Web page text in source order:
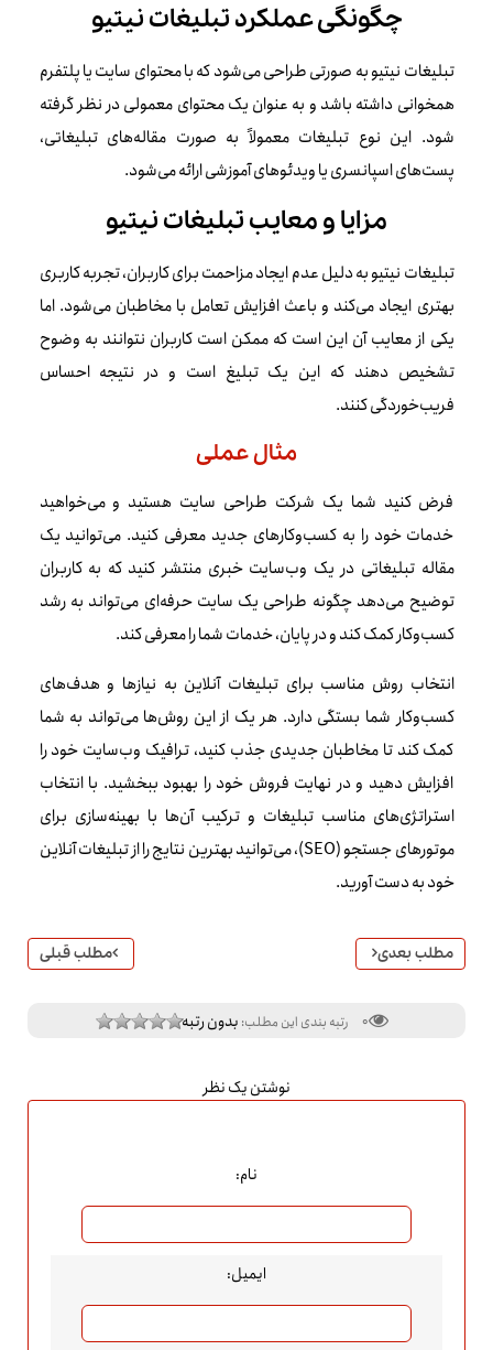
چگونگی عملکرد تبلیغات نیتیو
تبلیغات نیتیو به صورتی طراحی می‌شود که با محتوای سایت یا پلتفرم
همخوانی داشته باشد و به عنوان یک محتوای معمولی در نظر گرفته
شود. این نوع تبلیغات معمولاً به صورت مقاله‌های تبلیغاتی،
پست‌های اسپانسری یا ویدئوهای آموزشی ارائه می‌شود.
مزایا و معایب تبلیغات نیتیو
تبلیغات نیتیو به دلیل عدم ایجاد مزاحمت برای کاربران، تجربه کاربری
بهتری ایجاد می‌کند و باعث افزایش تعامل با مخاطبان می‌شود. اما
یکی از معایب آن این است که ممکن است کاربران نتوانند به وضوح
تشخیص دهند که این یک تبلیغ است و در نتیجه احساس
فریب‌خوردگی کنند.
مثال عملی
فرض کنید شما یک شرکت طراحی سایت هستید و می‌خواهید
خدمات خود را به کسب‌وکارهای جدید معرفی کنید. می‌توانید یک
مقاله تبلیغاتی در یک وب‌سایت خبری منتشر کنید که به کاربران
توضیح می‌دهد چگونه طراحی یک سایت حرفه‌ای می‌تواند به رشد
کسب‌وکار کمک کند و در پایان، خدمات شما را معرفی کند.
انتخاب روش مناسب برای تبلیغات آنلاین به نیازها و هدف‌های
کسب‌وکار شما بستگی دارد. هر یک از این روش‌ها می‌تواند به شما
کمک کند تا مخاطبان جدیدی جذب کنید، ترافیک وب‌سایت خود را
افزایش دهید و در نهایت فروش خود را بهبود ببخشید. با انتخاب
استراتژی‌های مناسب تبلیغات و ترکیب آن‌ها با بهینه‌سازی برای
موتورهای جستجو (SEO)، می‌توانید بهترین نتایج را از تبلیغات آنلاین
خود به دست آورید.
مطلب قبلی مطلب بعدی
0 رتبه بندی این مطلب: بدون رتبه
نوشتن یک نظر
نام:
ایمیل: